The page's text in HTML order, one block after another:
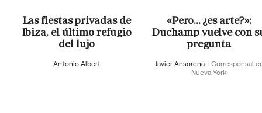
Las fiestas privadas de
Ibiza, el último refugio
del lujo
Antonio Albert
«Pero… ¿es arte?»:
Duchamp vuelve con
pregunta
Javier Ansorena
Corresponsal
Nueva York